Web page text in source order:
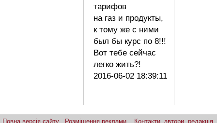
тарифов
на газ и продукты,
к тому же с ними
был бы курс по 8!!!
Вот тебе сейчас
легко жить?!
2016-06-02 18:39:11
Повна версія сайту Розміщення реклами Контакти, автори, редакція